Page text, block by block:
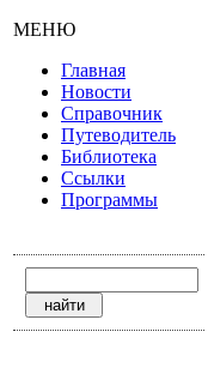
МЕНЮ
Главная
Новости
Справочник
Путеводитель
Библиотека
Ссылки
Программы